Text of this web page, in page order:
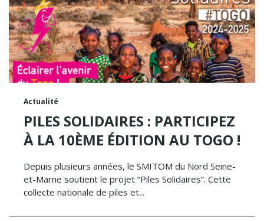
Actualité
PILES SOLIDAIRES : PARTICIPEZ
À LA 10ÈME ÉDITION AU TOGO !
Depuis plusieurs années, le SMITOM du Nord Seine-
et-Marne soutient le projet “Piles Solidaires”. Cette
collecte nationale de piles et...